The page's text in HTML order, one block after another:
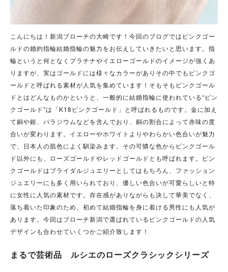
こんにちは！新潟ブローチの大崎です！今回のブログではピンクゴー
ルドの婚約指輪結婚指輪の魅力をお伝えしていきたいと思います。指
輪というと何となくプラチナやイエローゴールドのイメージが強くあ
りますが、実はゴールドには様々なカラーがありその中でもピンクゴ
ールドと呼ばれる素材が人気を集めています！そもそもピンクゴール
ドとはどんなものかというと、 一般的に結婚指輪に使われている“ピン
クゴールド”は「K18ピンクゴールド」と呼ばれるものです。金に加え
て銅や銀、パラジウムなどを含んでおり、銅の割合によって赤味の度
合いが変わります。イエローやホワイトよりやわらかい色合いが魅力
で、日本人の肌色によく馴染みます。その可憐な色からピンクゴール
ド以外にも、ローズゴールドやレッドゴールドとも呼ばれます。ピン
クゴールドはブライダルジュエリーとしてはもちろん、ファッション
ジュエリーにも多く用いられており、優しい色合いが可愛らしいと特
に女性に人気の素材です。存在感がありながらも決して華美でなく、
落ち着いた印象のため、初めて結婚指輪を身に着ける男性にも人気が
あります。今回はブローチ新潟で選ばれているピンクゴールドの人気
デザインも合わせていくつかご紹介致します！
まるで芸術品 ルシエのローズクラシックシリーズ